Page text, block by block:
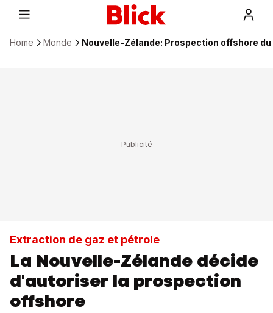
Home Monde Nouvelle-Zélande: Prospection offshore
Extraction de gaz et pétrole
La Nouvelle-Zélande décide
d'autoriser la prospection
offshore